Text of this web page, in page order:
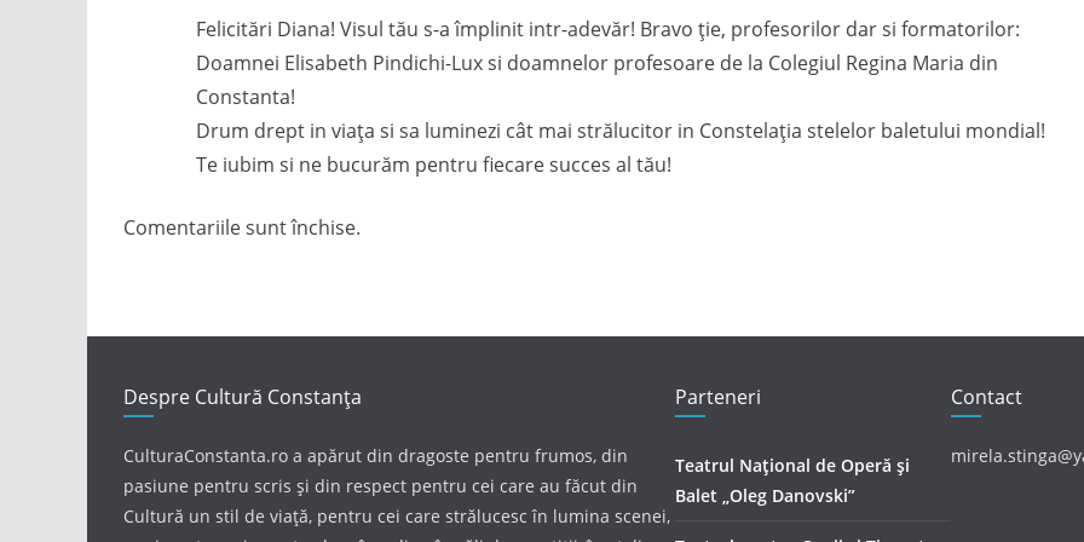
Felicitări Diana! Visul tău s-a împlinit intr-adevăr! Bravo ție, profesorilor dar si formatorilor:
Doamnei Elisabeth Pindichi-Lux si doamnelor profesoare de la Colegiul Regina Maria din
Constanta!
Drum drept in viața si sa luminezi cât mai strălucitor in Constelația stelelor baletului mondial!
Te iubim si ne bucurăm pentru fiecare succes al tău!
Comentariile sunt închise.
Despre Cultură Constanța
CulturaConstanta.ro a apărut din dragoste pentru frumos, din
pasiune pentru scris și din respect pentru cei care au făcut din
Cultură un stil de viață, pentru cei care strălucesc în lumina scenei,
Parteneri
Teatrul Național de Operă și
Balet „Oleg Danovski”
Contact